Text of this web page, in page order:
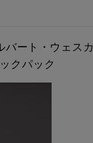
バート・ウェスカ
クパック